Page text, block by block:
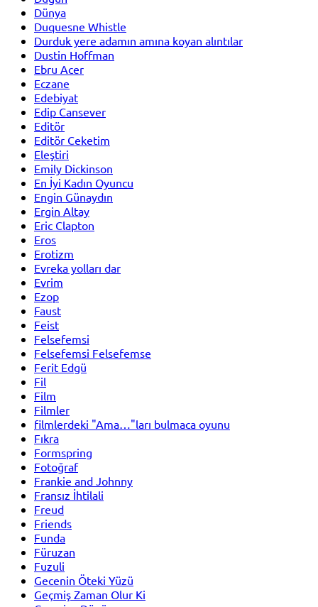
Dünya
Duquesne Whistle
Durduk yere adamın amına koyan alıntılar
Dustin Hoffman
Ebru Acer
Eczane
Edebiyat
Edip Cansever
Editör
Editör Ceketim
Eleştiri
Emily Dickinson
En İyi Kadın Oyuncu
Engin Günaydın
Ergin Altay
Eric Clapton
Eros
Erotizm
Evreka yolları dar
Evrim
Ezop
Faust
Feist
Felsefemsi
Felsefemsi Felsefemse
Ferit Edgü
Fil
Film
Filmler
filmlerdeki "Ama…"ları bulmaca oyunu
Fıkra
Formspring
Fotoğraf
Frankie and Johnny
Fransız İhtilali
Freud
Friends
Funda
Füruzan
Fuzuli
Gecenin Öteki Yüzü
Geçmiş Zaman Olur Ki